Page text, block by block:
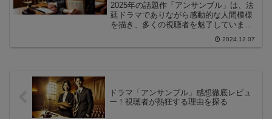
2025年の話題作「アンサンブル」は、法
廷ドラマでありながら感動的な人間模様
を描き、多くの視聴者を魅了していま
す。この記事では、ドラマ「アンサンブ
ル」の面白さを支える3つのポイントにつ
2024.12.07
ドラマ「アンサンブル」感想徹底レビュ
ー！視聴者が熱狂する理由を探る